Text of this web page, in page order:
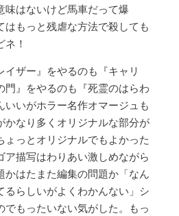
味はないけど馬車だって爆
もっと残虐な方法で殺しても
！
ザー』をやるのも『キャリ
門』をやるのも『死霊のはらわ
いいがホラー名作オマージュも
かなり多くオリジナルな部分が
ょっとオリジナルでもよかった
ア描写はわりあい激しめながら
かはたまた編集の問題か「なん
るらしいがよくわかんない」シ
でもったいない気がした。もっ